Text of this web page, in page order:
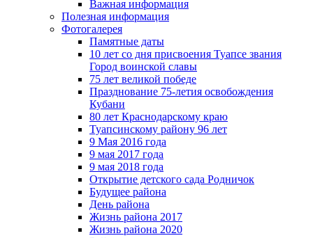
Важная информация
Полезная информация
Фотогалерея
Памятные даты
10 лет со дня присвоения Туапсе звания
Город воинской славы
75 лет великой победе
Празднование 75-летия освобождения
Кубани
80 лет Краснодарскому краю
Туапсинскому району 96 лет
9 Мая 2016 года
9 мая 2017 года
9 мая 2018 года
Открытие детского сада Родничок
Будущее района
День района
Жизнь района 2017
Жизнь района 2020